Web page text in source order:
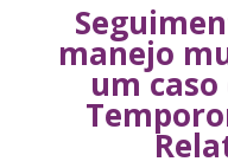
manejo
um